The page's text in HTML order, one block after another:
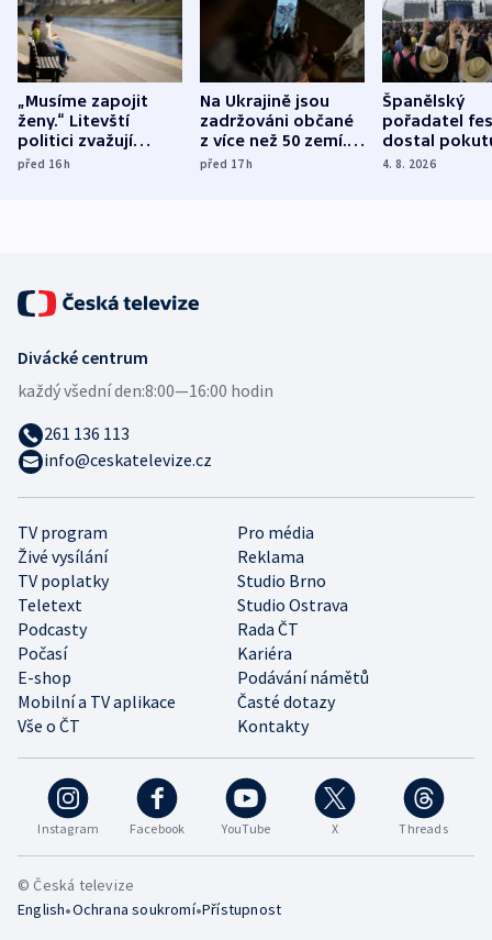
„Musíme zapojit
ženy.“ Litevští
politici zvažují
dohodu o
před 16h
Na Ukrajině jsou
zadržováni občané
z více než 50 zemí.
Bojovali na straně
před 17h
Španělský
pořadatel
dostal
nekalé
4. 8. 2026
Instagram Facebook YouTube X Threads
TV program
Pro média
Živé vysílání
Reklama
TV poplatky
Studio Brno
Teletext
Studio Ostrava
Podcasty
Rada ČT
Počasí
Kariéra
E-shop
Podávání námětů
Mobilní a TV aplikace
Časté dotazy
Vše o ČT
Kontakty
Divácké centrum
každý všední den:8:00—16:00 hodin
261 136 113
info@ceskatelevize.cz
© Česká televize
English•Ochrana soukromí•Přístupnost